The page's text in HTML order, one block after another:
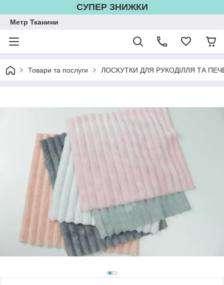
СУПЕР ЗНИЖКИ
Метр Тканини
Товари та послуги ЛОСКУТКИ ДЛЯ РУКОДІЛЛЯ ТА